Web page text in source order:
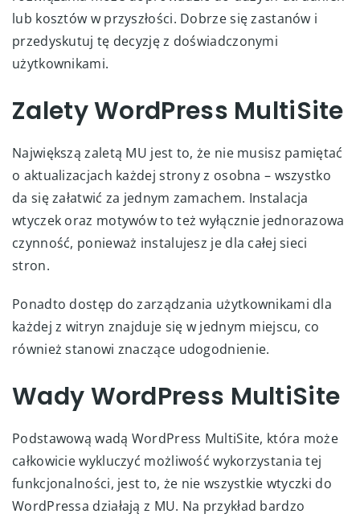
lub kosztów w przyszłości. Dobrze się zastanów i
przedyskutuj tę decyzję z doświadczonymi
użytkownikami.
Zalety WordPress MultiSite
Największą zaletą MU jest to, że nie musisz pamiętać
o aktualizacjach każdej strony z osobna – wszystko
da się załatwić za jednym zamachem. Instalacja
wtyczek oraz motywów to też wyłącznie jednorazowa
czynność, ponieważ instalujesz je dla całej sieci
stron.
Ponadto dostęp do zarządzania użytkownikami dla
każdej z witryn znajduje się w jednym miejscu, co
również stanowi znaczące udogodnienie.
Wady WordPress MultiSite
Podstawową wadą WordPress MultiSite, która może
całkowicie wykluczyć możliwość wykorzystania tej
funkcjonalności, jest to, że nie wszystkie wtyczki do
WordPressa działają z MU. Na przykład bardzo